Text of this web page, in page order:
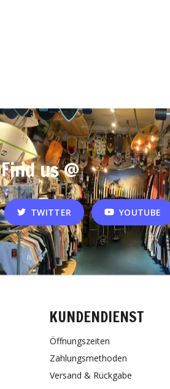
Find us @
TWITTER YOUTUBE
KUNDENDIENST
Öffnungszeiten
Zahlungsmethoden
Versand & Rückgabe